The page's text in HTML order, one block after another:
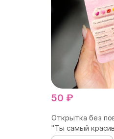
50 ₽
Открытка без
"Ты самый